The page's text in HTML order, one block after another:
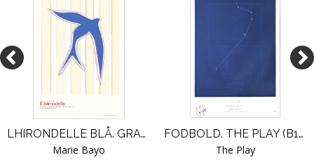
LHIRONDELLE BLÅ. GRAFISK PLAKAT
Marie Bayo
FODBOLD. THE PLAY (B1903 VS. LYNGBY BK)
The Play